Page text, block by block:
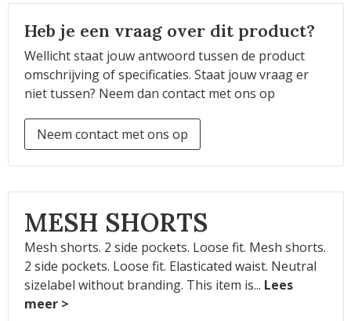
Heb je een vraag over dit product?
Wellicht staat jouw antwoord tussen de product
omschrijving of specificaties. Staat jouw vraag er
niet tussen? Neem dan contact met ons op
Neem contact met ons op
MESH SHORTS
Mesh shorts. 2 side pockets. Loose fit. Mesh shorts.
2 side pockets. Loose fit. Elasticated waist. Neutral
sizelabel without branding. This item is...